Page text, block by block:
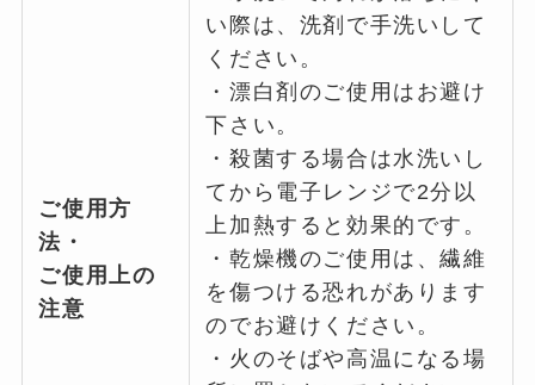
ご使用方
法・
ご使用上の
注意
い際は、洗剤で手洗いして
ください。
・漂白剤のご使用はお避け
下さい。
・殺菌する場合は水洗いし
てから電子レンジで2分以
上加熱すると効果的です。
・乾燥機のご使用は、繊維
を傷つける恐れがあります
のでお避けください。
・火のそばや高温になる場